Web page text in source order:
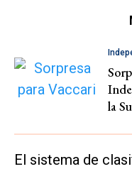
la
El sistema de